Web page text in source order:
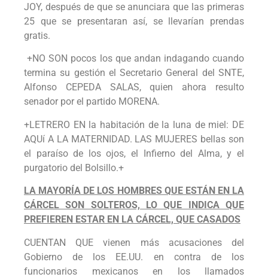
JOY, después de que se anunciara que las primeras
25 que se presentaran así, se llevarían prendas
gratis.
+NO SON pocos los que andan indagando cuando
termina su gestión el Secretario General del SNTE,
Alfonso CEPEDA SALAS, quien ahora resulto
senador por el partido MORENA.
+LETRERO EN la habitación de la luna de miel: DE
AQUí A LA MATERNIDAD. LAS MUJERES bellas son
el paraíso de los ojos, el Infierno del Alma, y el
purgatorio del Bolsillo.+
LA MAYORÍA DE LOS HOMBRES QUE ESTÁN EN LA
CÁRCEL SON SOLTEROS, LO QUE INDICA QUE
PREFIEREN ESTAR EN LA CÁRCEL, QUE CASADOS
CUENTAN QUE vienen más acusaciones del
Gobierno de los EE.UU. en contra de los
funcionarios mexicanos en los llamados